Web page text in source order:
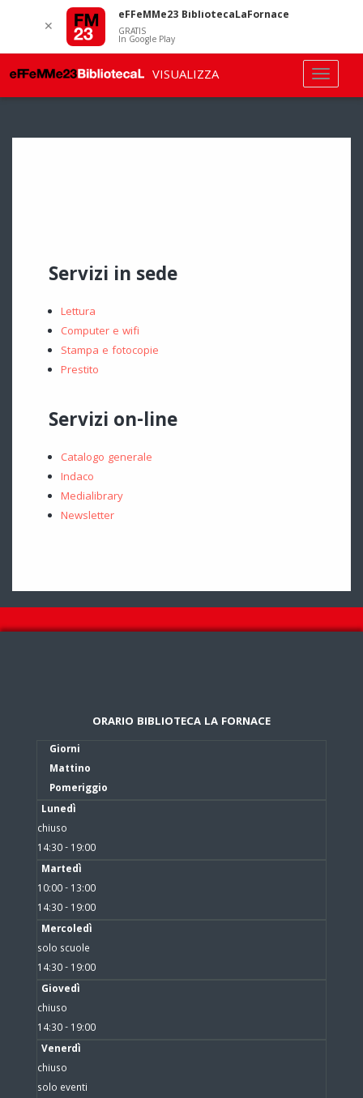
Servizi in sede
Lettura
Computer e wifi
Stampa e fotocopie
Prestito
Servizi on-line
Catalogo generale
Indaco
Medialibrary
Newsletter
ORARIO BIBLIOTECA LA FORNACE
Giorni
Mattino
Pomeriggio
Lunedì
chiuso
14:30 - 19:00
Martedì
10:00 - 13:00
14:30 - 19:00
Mercoledì
solo scuole
14:30 - 19:00
Giovedì
chiuso
14:30 - 19:00
Venerdì
chiuso
solo eventi
✕
eFFeMMe23 BibliotecaLaFornace
GRATIS
In Google Play
VISUALIZZA